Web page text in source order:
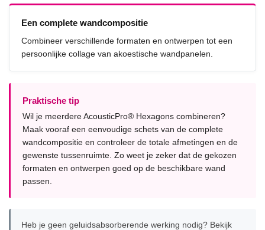
Een complete wandcompositie
Combineer verschillende formaten en ontwerpen tot een
persoonlijke collage van akoestische wandpanelen.
Praktische tip
Wil je meerdere AcousticPro® Hexagons combineren?
Maak vooraf een eenvoudige schets van de complete
wandcompositie en controleer de totale afmetingen en de
gewenste tussenruimte. Zo weet je zeker dat de gekozen
formaten en ontwerpen goed op de beschikbare wand
passen.
Heb je geen geluidsabsorberende werking nodig? Bekijk